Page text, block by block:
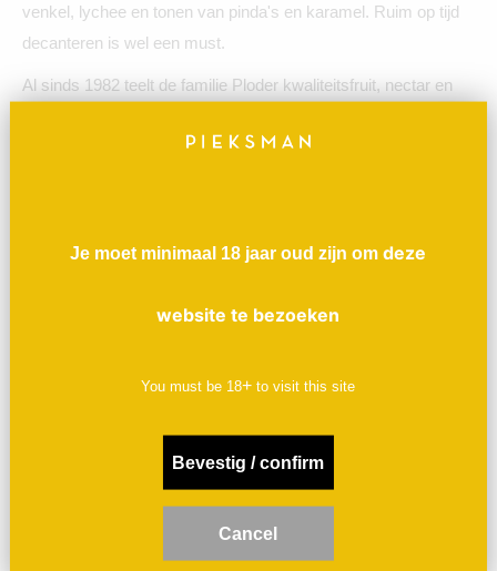
venkel, lychee en tonen van pinda's en karamel. Ruim op tijd
decanteren is wel een must.
Al sinds 1982 teelt de familie Ploder kwaliteitsfruit, nectar en
(Zuid-Oost Oostenrijk, vlak boven Maribor). Een gebied vol
In 2006 werden de eerste PIWI stokken aangeplant en begon
werden alle fruit- en wijngaarden volledig biodynamisch
De boerderij en omgeving kennen een enorme natuurlijke
en hulpmiddelen te voorzien. De “levensaders van de
boerderij” zijn de verschillende soorten landbouw. Dus:
Je moet minimaal 18 jaar oud zijn omdeze
website te bezoeken
You must be 18+ to visit this site
Bevestig / confirm
Cancel